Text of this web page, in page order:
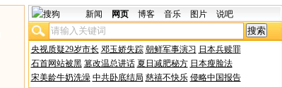
新闻 网页 博客 音乐 图片 说吧
央视质疑29岁市长 邓玉娇失踪 朝鲜军事演习 日本兵赎罪
石首网站被黑 篡改温总讲话 夏日减肥秘方 日本瘦脸法
宋美龄牛奶洗澡 中共卧底结局 慈禧不快乐 侵略中国报告